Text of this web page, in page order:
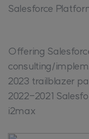
Salesforce
Offering
consulting/
2023 trailblazer
2022-2021
i2max